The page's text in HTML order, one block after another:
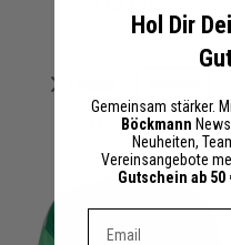
+ 24 Interessenten
Hol Dir
Gemeinsam stärker.
Böckmann
Neuheiten,
Vereinsangebote
Gutschein ab 50
Dein E-mail Adresse